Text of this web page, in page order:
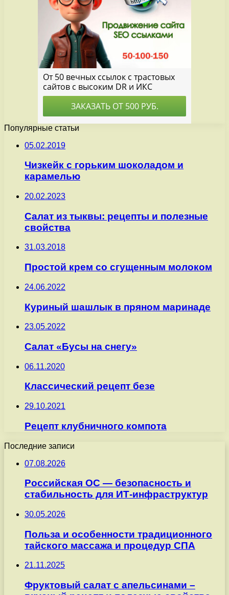
Популярные статьи
05.02.2019
Чизкейк с горьким шоколадом и
карамелью
20.02.2023
Салат из тыквы: рецепты и полезные
свойства
31.03.2018
Простой крем со сгущенным молоком
24.06.2022
Куриный шашлык в пряном маринаде
23.05.2022
Салат «Бусы на снегу»
06.11.2020
Классический рецепт безе
29.10.2021
Рецепт клубничного компота
Последние записи
07.08.2026
Российская ОС — безопасность и
стабильность для ИТ-инфраструктур
30.05.2026
Польза и особенности традиционного
тайского массажа и процедур СПА
21.11.2025
Фруктовый салат с апельсинами –